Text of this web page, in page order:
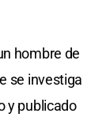
hombre de
se investiga
y publicado